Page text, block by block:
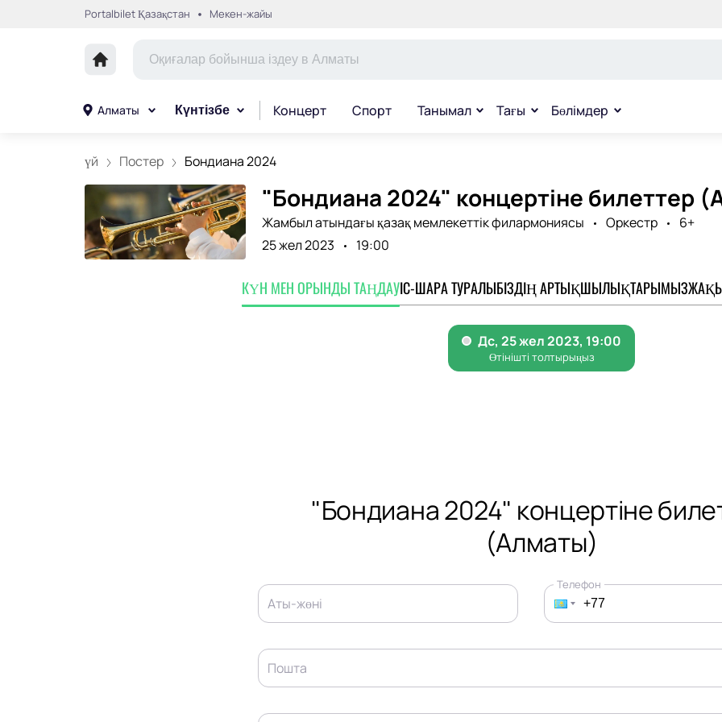
Portalbilet Қазақстан Мекен-жайы
Алматы Күнтізбе Концерт Спорт Танымал Тағы Бөлімдер
үй Постер Бондиана 2024
"Бондиана 2024" концертіне билеттер
Жамбыл атындағы қазақ мемлекеттік филармониясы Оркестр
6+
25 жел 2023
19:00
КҮН МЕН ОРЫНДЫ ТАҢДАУІС-ШАРА ТУРАЛЫБІЗДІҢ АРТЫҚШЫЛЫҚТАРЫМЫЗ
"Бондиана 2024" концертіне
(Алматы)
Аты-жөні
Телефон
Пошта